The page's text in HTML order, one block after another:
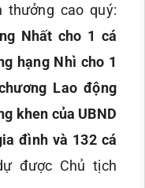
cao quý:
Nhất cho 1 cá
hạng Nhì cho 1
Lao động
khen của UBND
đình và 132 cá
được Chủ tịch